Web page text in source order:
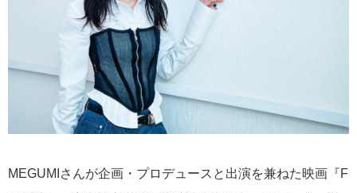
MEGUMIさんが企画・プロデュースと出演を兼ねた映画『F